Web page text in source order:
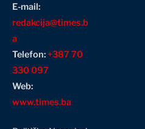
E-mail:
redakcija@times.b
a
Telefon:+387 70
330 097
Web:
www.times.ba